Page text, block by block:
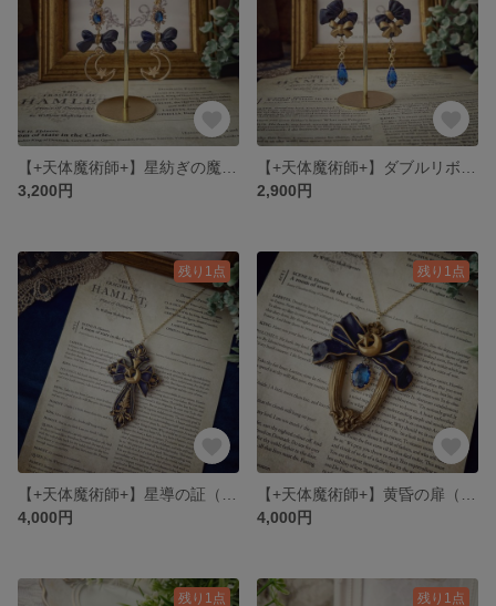
3,200円
2,900円
残り1点
4,000円
残り1点
4,000円
残り1点 残り1点